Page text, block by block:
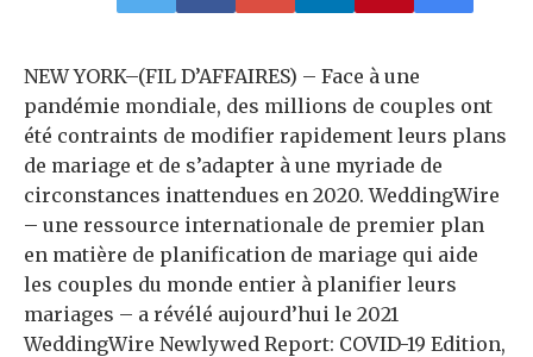
NEW YORK–(FIL D’AFFAIRES) – Face à une
pandémie mondiale, des millions de couples ont
été contraints de modifier rapidement leurs plans
de mariage et de s’adapter à une myriade de
circonstances inattendues en 2020. WeddingWire
– une ressource internationale de premier plan
en matière de planification de mariage qui aide
les couples du monde entier à planifier leurs
mariages – a révélé aujourd’hui le 2021
WeddingWire Newlywed Report: COVID-19 Edition,